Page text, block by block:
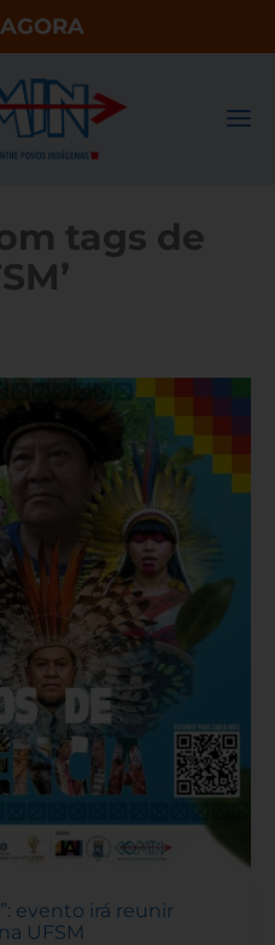
tags de
evento irá reunir
UFSM